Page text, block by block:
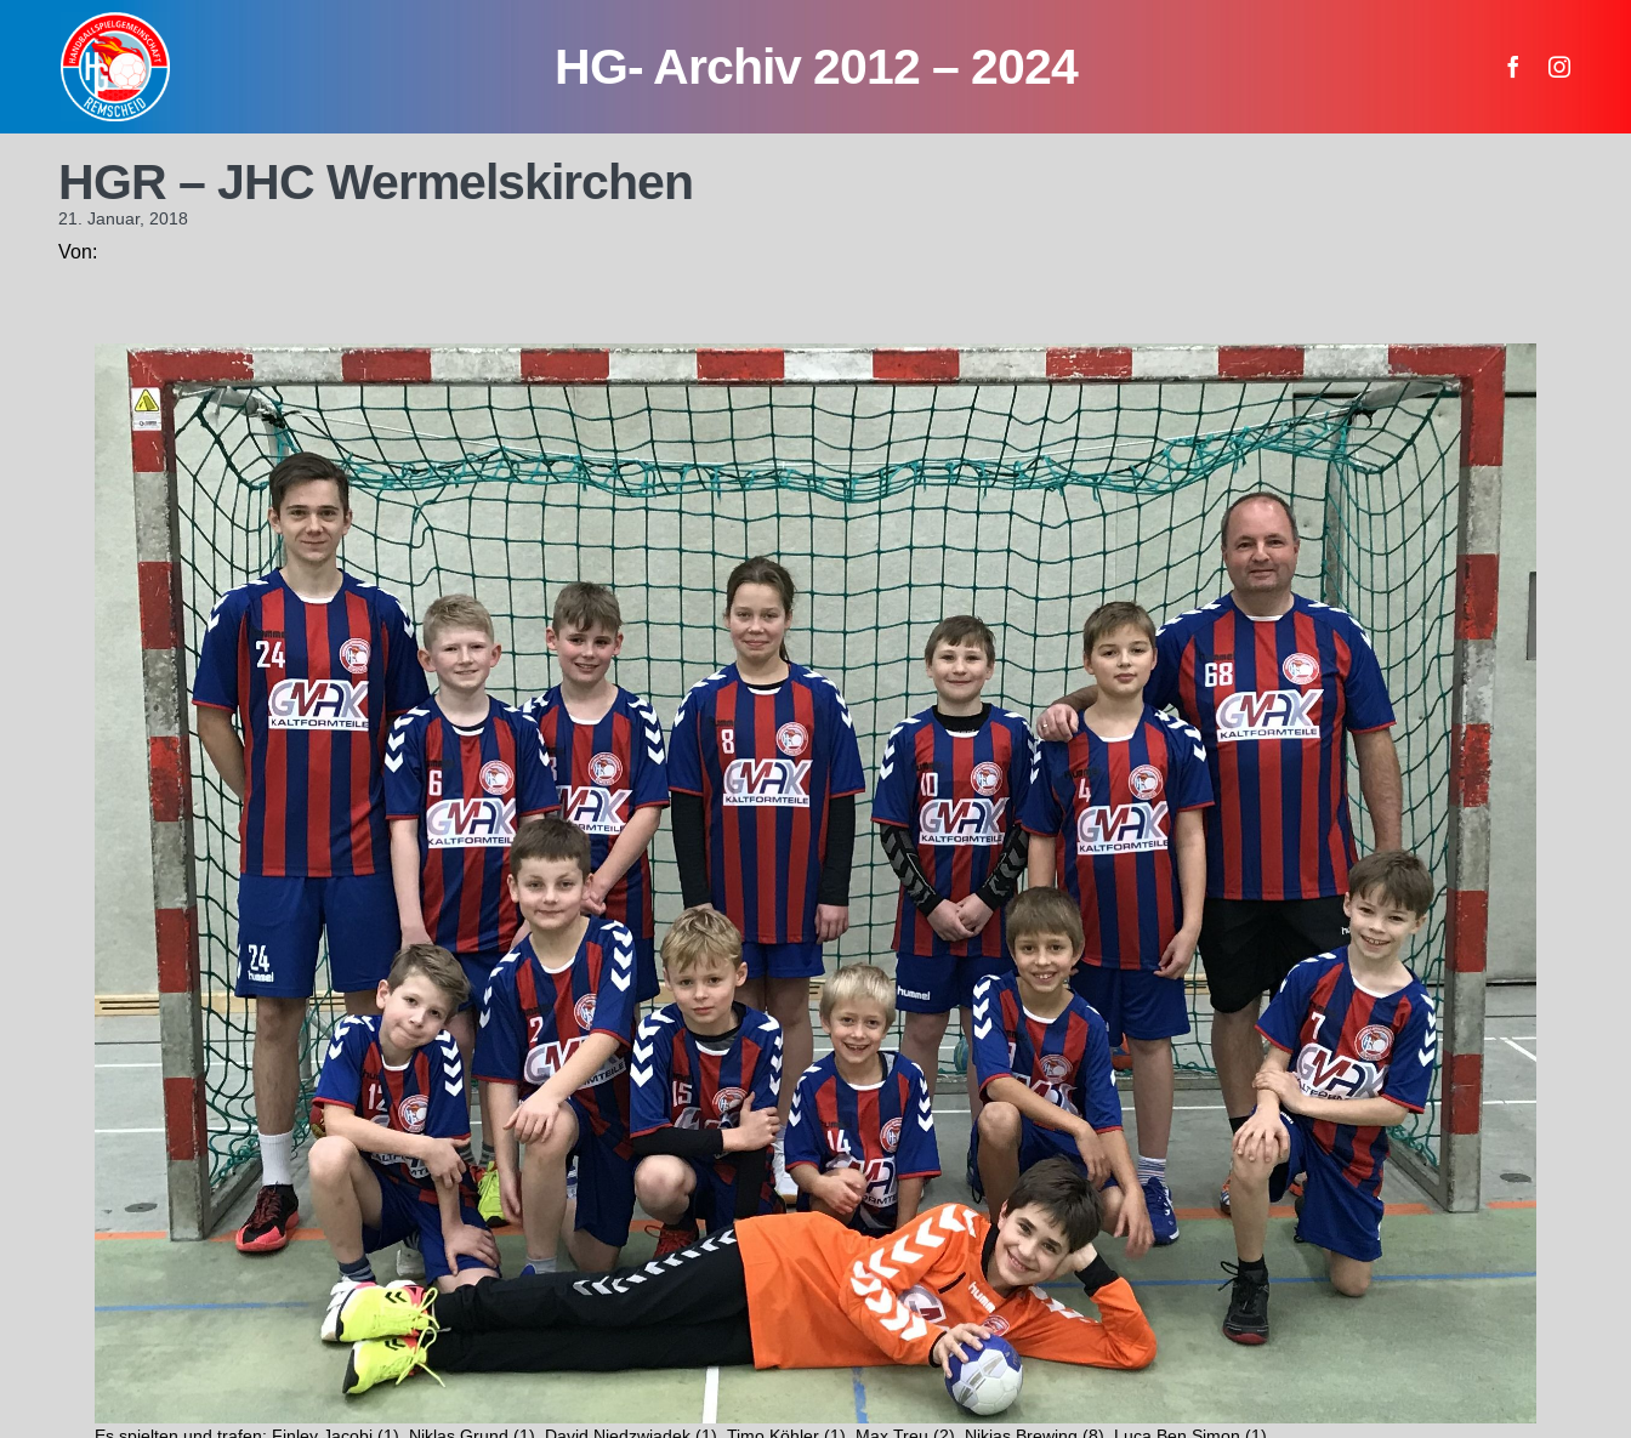
content
HG- Archiv 2012 – 2024
HGR – JHC Wermelskirchen
21. Januar, 2018
Von: